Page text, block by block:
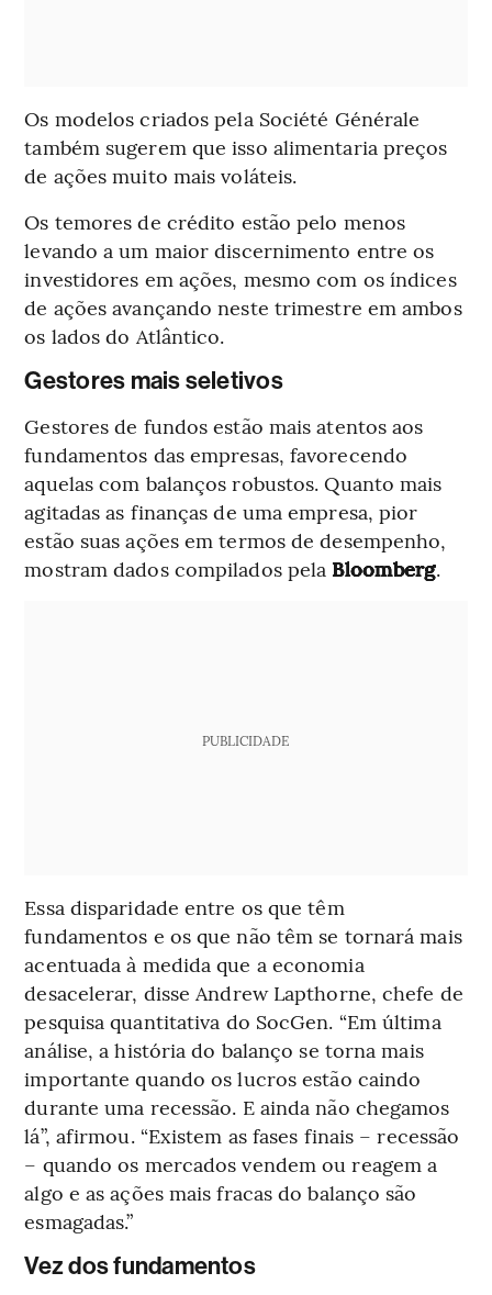
Os modelos criados pela Société Générale
também sugerem que isso alimentaria preços
de ações muito mais voláteis.
Os temores de crédito estão pelo menos
levando a um maior discernimento entre os
investidores em ações, mesmo com os índices
de ações avançando neste trimestre em ambos
os lados do Atlântico.
Gestores mais seletivos
Gestores de fundos estão mais atentos aos
fundamentos das empresas, favorecendo
aquelas com balanços robustos. Quanto mais
agitadas as finanças de uma empresa, pior
estão suas ações em termos de desempenho,
mostram dados compilados pela Bloomberg.
PUBLICIDADE
Essa disparidade entre os que têm
fundamentos e os que não têm se tornará mais
acentuada à medida que a economia
desacelerar, disse Andrew Lapthorne, chefe de
pesquisa quantitativa do SocGen. “Em última
análise, a história do balanço se torna mais
importante quando os lucros estão caindo
durante uma recessão. E ainda não chegamos
lá”, afirmou. “Existem as fases finais – recessão
– quando os mercados vendem ou reagem a
algo e as ações mais fracas do balanço são
esmagadas.”
Vez dos fundamentos